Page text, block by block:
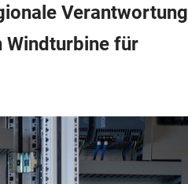
Verantwortung
Windturbine für